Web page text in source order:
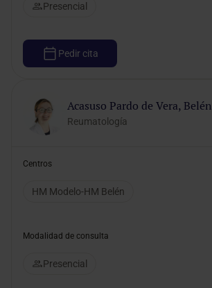
Presencial
Pedir cita
Acasuso Pardo de Vera, Belén
Reumatología
Centros
HM Modelo-HM Belén
Modalidad de consulta
Presencial